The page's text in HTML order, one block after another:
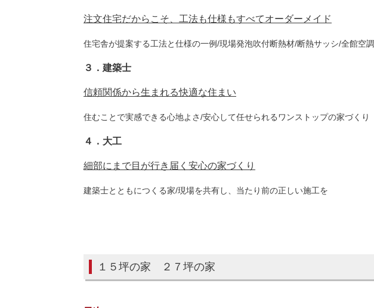
注文住宅だからこそ、工法も仕様もすべてオーダーメイド
住宅舎が提案する工法と仕様の一例/現場発泡吹付断熱材/断熱サッシ/全館空調
３．建築士
信頼関係から生まれる快適な住まい
住むことで実感できる心地よさ/安心して任せられるワンストップの家づくり
４．大工
細部にまで目が行き届く安心の家づくり
建築士とともにつくる家/現場を共有し、当たり前の正しい施工を
１５坪の家 ２７坪の家